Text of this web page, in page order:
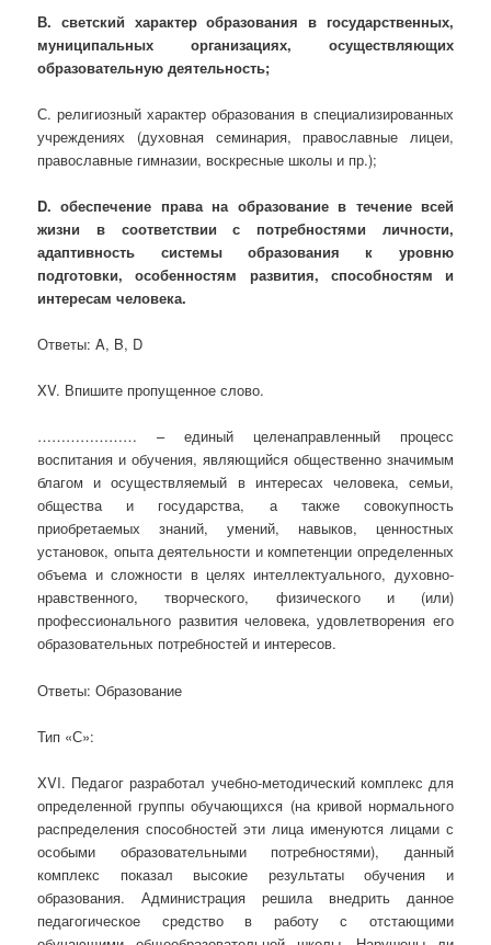
В. светский характер образования в государственных,
муниципальных организациях, осуществляющих
образовательную деятельность;
С. религиозный характер образования в специализированных
учреждениях (духовная семинария, православные лицеи,
православные гимназии, воскресные школы и пр.);
D. обеспечение права на образование в течение всей
жизни в соответствии с потребностями личности,
адаптивность системы образования к уровню
подготовки, особенностям развития, способностям и
интересам человека.
Ответы: A, B, D
XV. Впишите пропущенное слово.
………………… – единый целенаправленный процесс
воспитания и обучения, являющийся общественно значимым
благом и осуществляемый в интересах человека, семьи,
общества и государства, а также совокупность
приобретаемых знаний, умений, навыков, ценностных
установок, опыта деятельности и компетенции определенных
объема и сложности в целях интеллектуального, духовно-
нравственного, творческого, физического и (или)
профессионального развития человека, удовлетворения его
образовательных потребностей и интересов.
Ответы: Образование
Тип «С»:
XVI. Педагог разработал учебно-методический комплекс для
определенной группы обучающихся (на кривой нормального
распределения способностей эти лица именуются лицами с
особыми образовательными потребностями), данный
комплекс показал высокие результаты обучения и
образования. Администрация решила внедрить данное
педагогическое средство в работу с отстающими